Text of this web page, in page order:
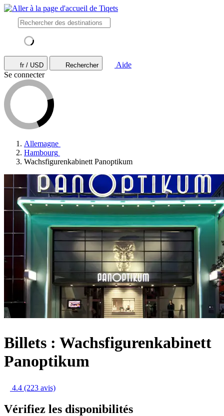
fr / USD Rechercher
Aide
Se connecter
Allemagne
Hambourg
Wachsfigurenkabinett Panoptikum
Billets : Wachsfigurenkabinett
Panoptikum
4.4 (223 avis)
Vérifiez les disponibilités